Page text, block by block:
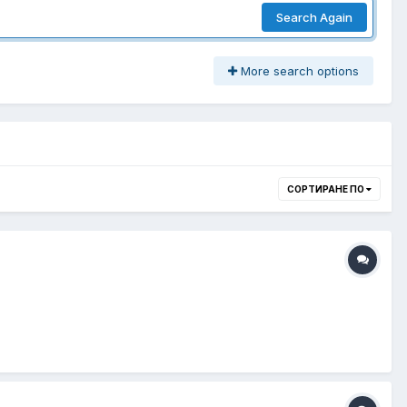
Search Again
More search options
СОРТИРАНЕ ПО